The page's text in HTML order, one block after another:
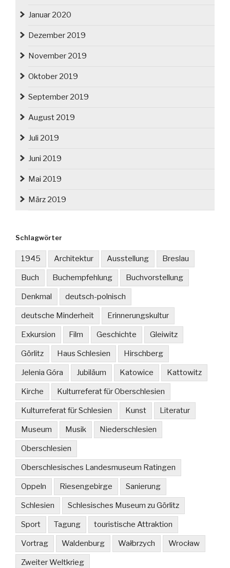
Januar 2020
Dezember 2019
November 2019
Oktober 2019
September 2019
August 2019
Juli 2019
Juni 2019
Mai 2019
März 2019
Schlagwörter
1945 Architektur Ausstellung Breslau
Buch Buchempfehlung Buchvorstellung
Denkmal deutsch-polnisch
deutsche Minderheit Erinnerungskultur
Exkursion Film Geschichte Gleiwitz
Görlitz Haus Schlesien Hirschberg
Jelenia Góra Jubiläum Katowice Kattowitz
Kirche Kulturreferat für Oberschlesien
Kulturreferat für Schlesien Kunst Literatur
Museum Musik Niederschlesien
Oberschlesien
Oberschlesisches Landesmuseum Ratingen
Oppeln Riesengebirge Sanierung
Schlesien Schlesisches Museum zu Görlitz
Sport Tagung touristische Attraktion
Vortrag Waldenburg Wałbrzych Wrocław
Zweiter Weltkrieg